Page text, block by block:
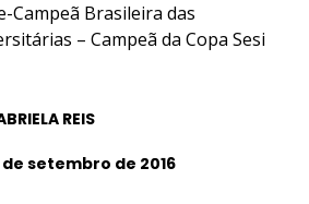
Campeã Brasileira das
– Campeã da Copa Sesi
REIS
de setembro de 2016